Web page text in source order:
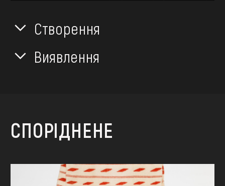
Створення
Виявлення
СПОРІДНЕНЕ